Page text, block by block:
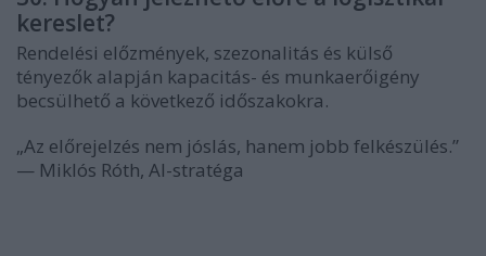
kereslet?
Rendelési előzmények, szezonalitás és külső
tényezők alapján kapacitás- és munkaerőigény
becsülhető a következő időszakokra.
„Az előrejelzés nem jóslás, hanem jobb felkészülés.”
— Miklós Róth, AI-stratéga